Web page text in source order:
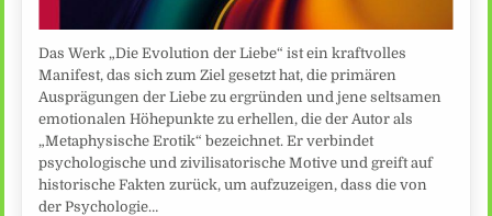
Das Werk „Die Evolution der Liebe“ ist ein kraftvolles
Manifest, das sich zum Ziel gesetzt hat, die primären
Ausprägungen der Liebe zu ergründen und jene seltsamen
emotionalen Höhepunkte zu erhellen, die der Autor als
„Metaphysische Erotik“ bezeichnet. Er verbindet
psychologische und zivilisatorische Motive und greift auf
historische Fakten zurück, um aufzuzeigen, dass die von
der Psychologie…